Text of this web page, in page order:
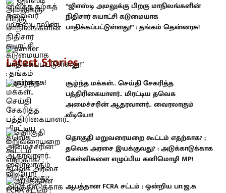
“ஜிஎஸ்டி அமலுக்கு பிறகு மாநிலங்களின்
நிதிசார் சுயாட்சி கடுமையாக
பாதிக்கப்பட்டுள்ளது!” : தங்கம் தென்னரசு!
Latest Stories
சூழ்ந்த மக்கள்.. செய்தி சேகரித்த
பத்திரிகையாளர்.. மிரட்டிய தவெக
அமைச்சரின் ஆதரவாளர்.. வைரலாகும்
வீடியோ!
தொகுதி மறுவரையறை கூட்டம் எதற்காக? ;
தவெக அரசை இயக்குவது? : அடுக்காடுக்காக
கேள்விகளை எழுப்பிய கனிமொழி MP!
ஆபத்தான FCRA சட்டம் : ஒன்றிய பா.ஜ.க